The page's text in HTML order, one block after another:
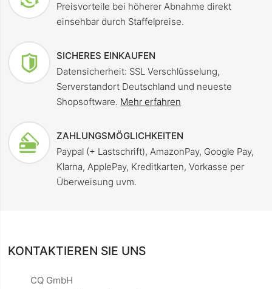
Preisvorteile bei höherer Abnahme direkt
einsehbar durch Staffelpreise.
SICHERES EINKAUFEN
Datensicherheit: SSL Verschlüsselung,
Serverstandort Deutschland und neueste
Shopsoftware. Mehr erfahren
ZAHLUNGSMÖGLICHKEITEN
Paypal (+ Lastschrift), AmazonPay, Google Pay,
Klarna, ApplePay, Kreditkarten, Vorkasse per
Überweisung uvm.
KONTAKTIEREN SIE UNS
CQ GmbH